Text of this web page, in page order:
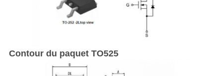
Contour du paquet TO525